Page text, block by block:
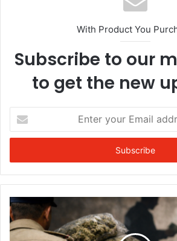
With Product You
Subscribe to our
to get the new
your
Email